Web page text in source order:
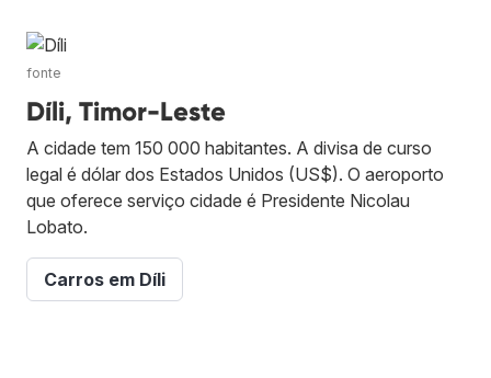
fonte
Díli, Timor-Leste
A cidade tem 150 000 habitantes. A divisa de curso
legal é dólar dos Estados Unidos (US$). O aeroporto
que oferece serviço cidade é Presidente Nicolau
Lobato.
Carros em Díli